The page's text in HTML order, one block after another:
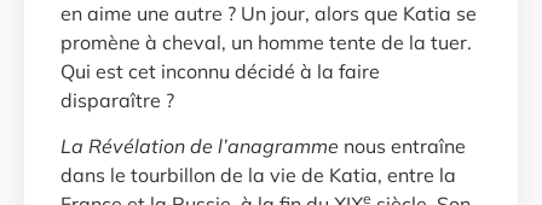
en aime une autre ? Un jour, alors que Katia se
promène à cheval, un homme tente de la tuer.
Qui est cet inconnu décidé à la faire
disparaître ?
La Révélation de l’anagramme nous entraîne
dans le tourbillon de la vie de Katia, entre la
e